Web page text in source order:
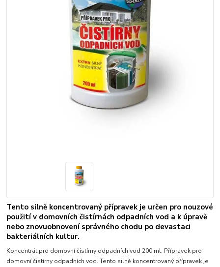
Tento silně koncentrovaný přípravek je určen pro nouzové
použití v domovních čistírnách odpadních vod a k úpravě
nebo znovuobnovení správného chodu po devastaci
bakteriálních kultur.
Koncentrát pro domovní čistírny odpadních vod 200 ml. Přípravek pro
domovní čistírny odpadních vod. Tento silně koncentrovaný přípravek je